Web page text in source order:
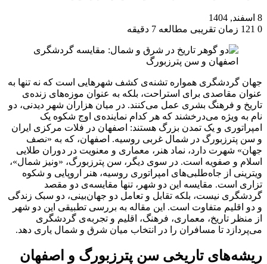
8 اسفند, 1404
0
زمان تقریبی مطالعه 7 دقیقه
جهان گردشگری همواره تشنه‌ی کشف شهرهایی است که نه تنها به
عنوان مقاصدی برای استراحت، بلکه به عنوان موزه‌های زنده‌ی
تاریخ و فرهنگ بشری عمل می‌کنند. در میان هزاران شهر دیدنی، دو
نام به ویژه می‌درخشند که هر کدام نماینده‌ی اوج شکوه یک
امپراتوری و یک تمدن بزرگ هستند: اصفهان در فلات مرکزی ایران
و سن پترزبورگ در شمال غربی روسیه. اصفهان، که به «نصف
جهان» شهرت دارد، نماد هنر، معماری و معنویت در دوران طلایی
اسلام و صفویه است. در سوی دیگر، سن پترزبورگ، «ونیز شمال»،
ویترینی از جاه‌طلبی‌های امپراتوری روسیه، هنر اروپایی و شکوه
تزاری است. مقایسه این دو شهر، تنها مقایسه‌ی دو مقصد
گردشگری نیست، بلکه تقابل و تعامل دو جهان‌بینی، دو سبک زندگی
و دو اقلیم متفاوت است. این مقاله به بررسی تطبیقی این دو شهر
از منظر تاریخ، معماری، فرهنگ، اقلیم و تجربه‌ی گردشگری
می‌پردازد تا مسافران را در انتخاب میان شرق و شمال یاری دهد.
ریشه‌های تاریخی سن پترزبورگ و اصفهان